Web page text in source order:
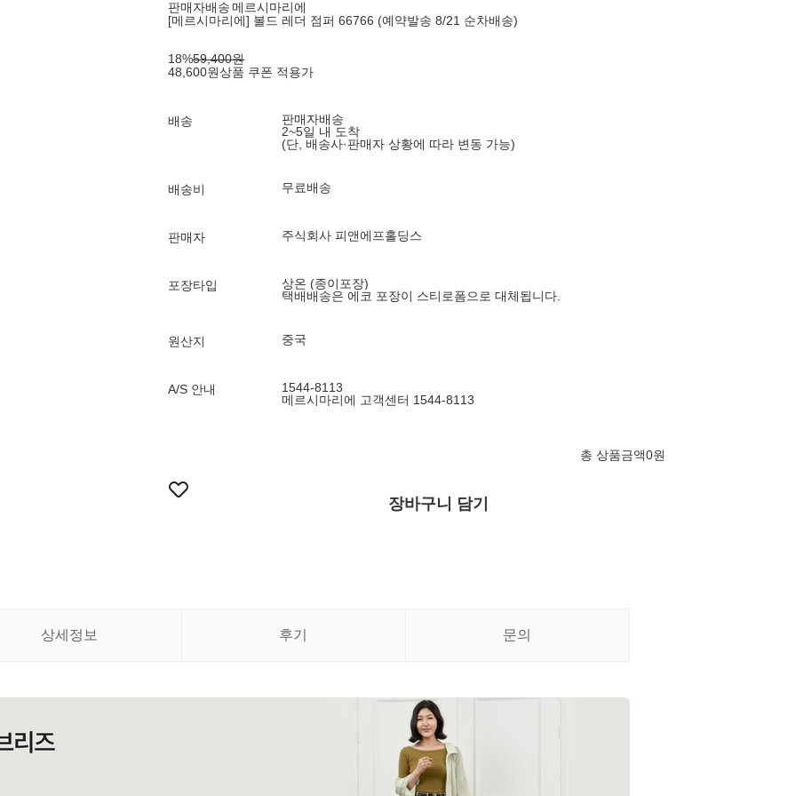
판매자배송메르시마리에
[메르시마리에] 볼드 레더 점퍼 66766 (예약발송 8/21 순차배송)
18%59,400원
48,600원상품 쿠폰 적용가
배송
판매자배송
2~5일 내 도착
(단, 배송사·판매자 상황에 따라 변동 가능)
배송비 무료배송
판매자 주식회사 피앤에프홀딩스
포장타입
상온 (종이포장)
택배배송은 에코 포장이 스티로폼으로 대체됩니다.
원산지 중국
A/S 안내
1544-8113
메르시마리에 고객센터 1544-8113
총 상품금액0원
장바구니 담기
상세정보 후기 문의